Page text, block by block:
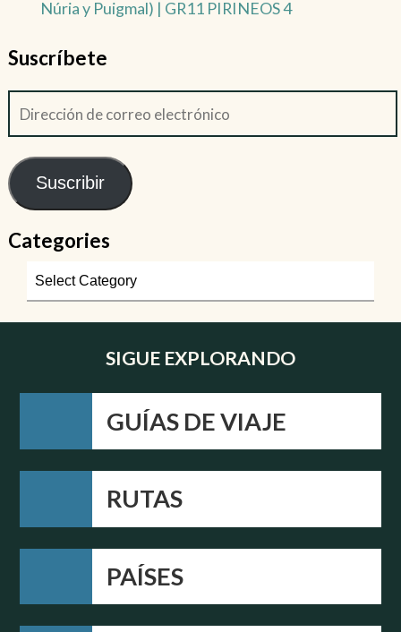
Núria y Puigmal) | GR11 PIRINEOS 4
Suscríbete
Suscribir
Categories
SIGUE EXPLORANDO
GUÍAS DE VIAJE
RUTAS
PAÍSES